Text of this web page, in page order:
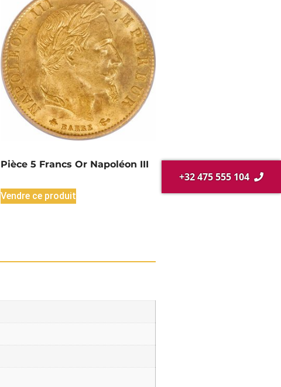
Pièce 5 Francs Or Napoléon III
Vendre ce produit
+32 475 555 104